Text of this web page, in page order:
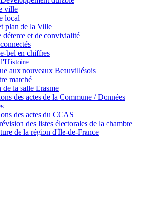
ville
local
plan de la Ville
détente et de convivialité
bel en chiffres
aux nouveaux Beauvillésois
marché
de la salle Erasme
des actes de la Commune / Données
des actes du CCAS
des listes électorales de la chambre
de la région d'Île-de-France